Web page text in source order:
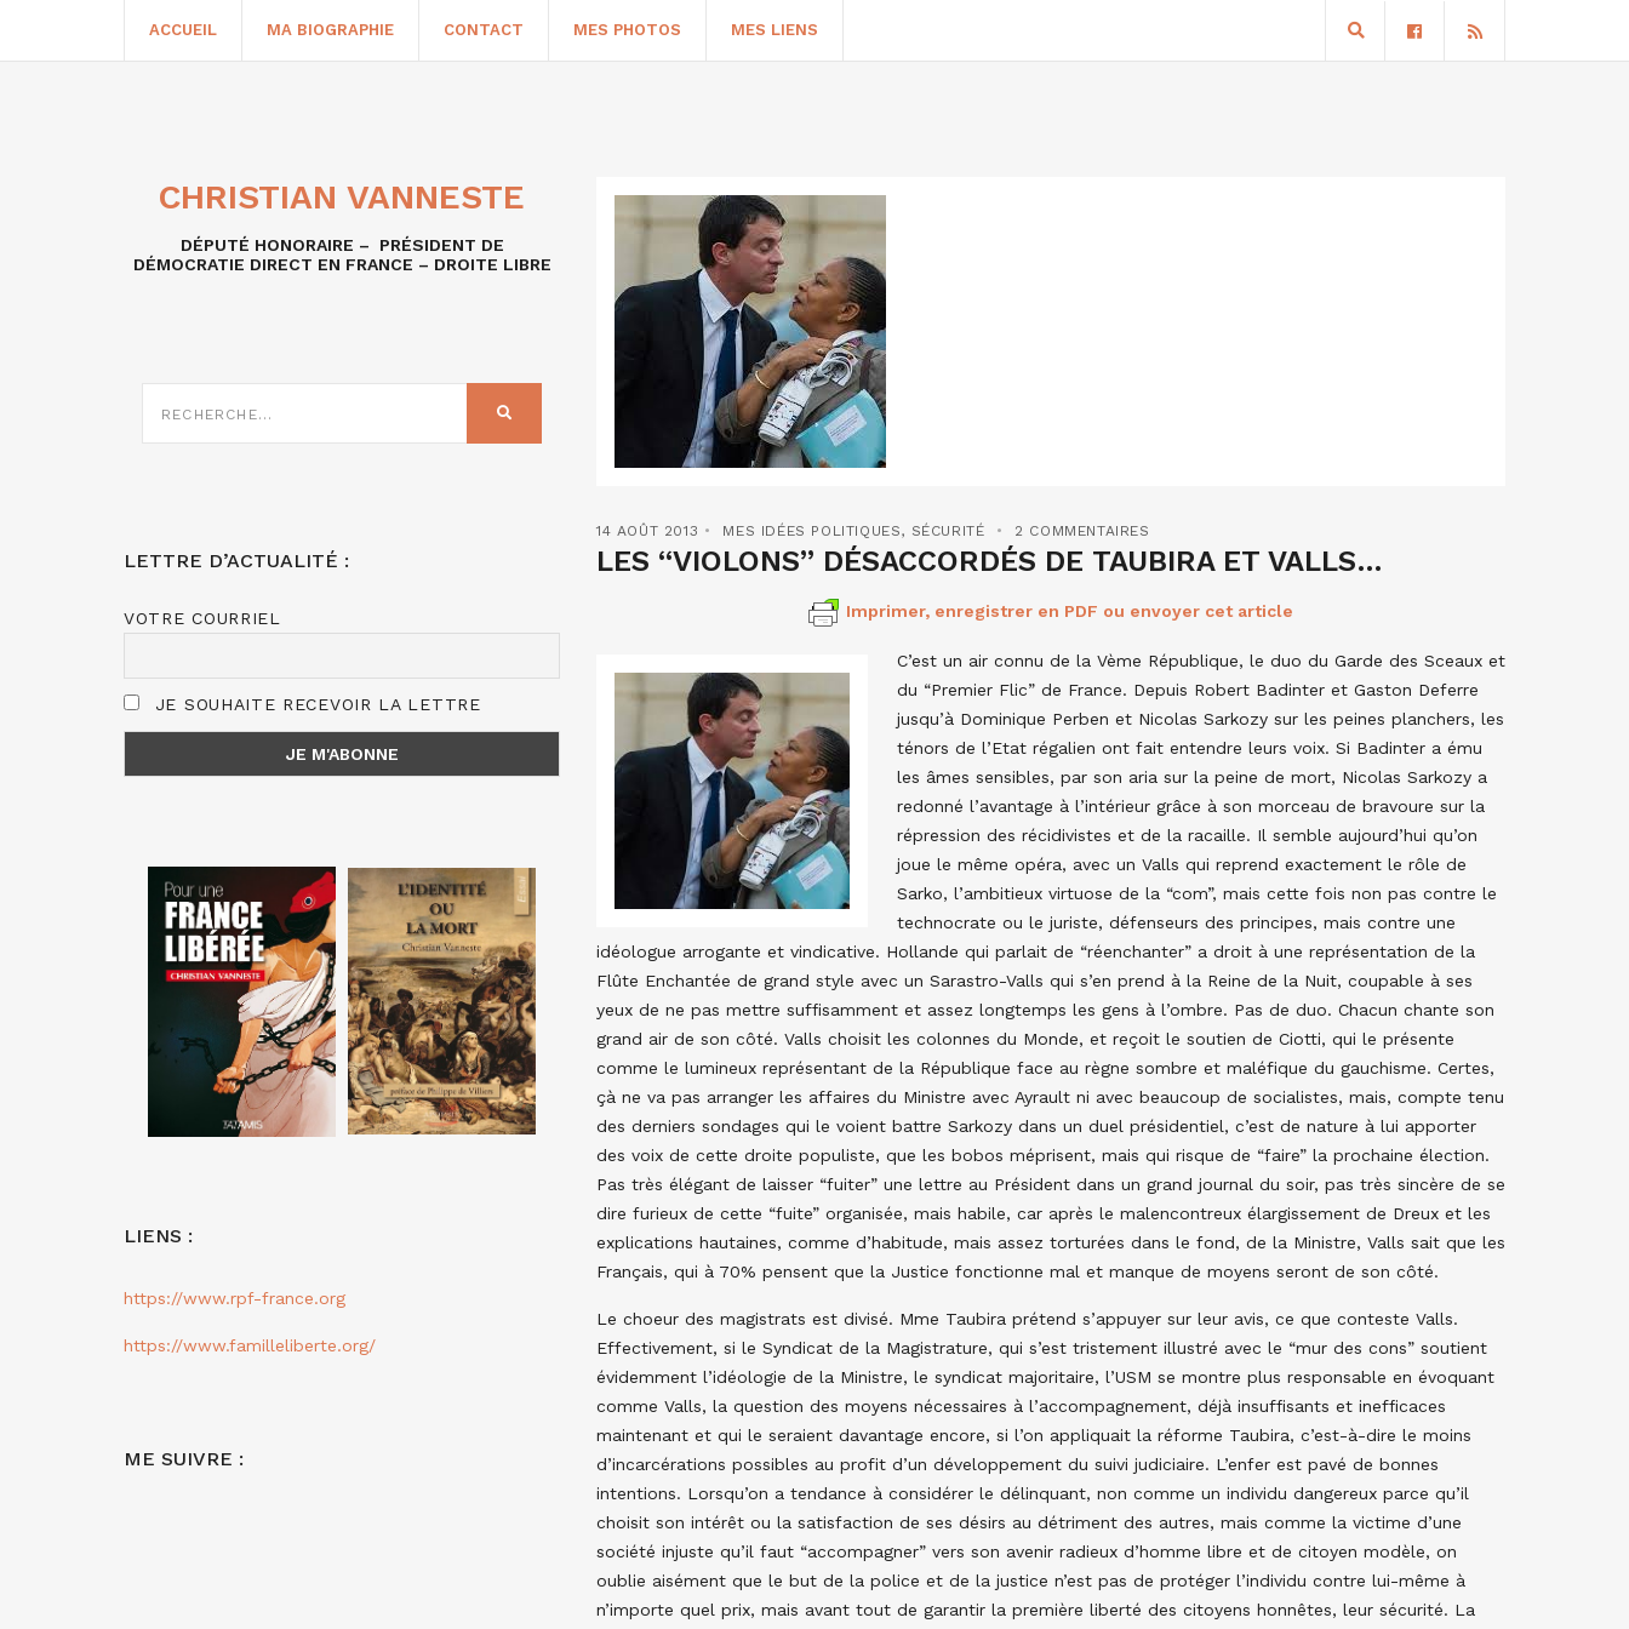
ACCUEIL MA BIOGRAPHIE CONTACT MES PHOTOS MES LIENS
14 AOÛT 2013 MES IDÉES POLITIQUES, SÉCURITÉ 2 COMMENTAIRES
LES “VIOLONS” DÉSACCORDÉS DE TAUBIRA ET VALLS…
Imprimer, enregistrer en PDF ou envoyer cet article
C’est un air connu de la Vème République, le duo du Garde des Sceaux et
du “Premier Flic” de France. Depuis Robert Badinter et Gaston Deferre
jusqu’à Dominique Perben et Nicolas Sarkozy sur les peines planchers, les
ténors de l’Etat régalien ont fait entendre leurs voix. Si Badinter a ému
les âmes sensibles, par son aria sur la peine de mort, Nicolas Sarkozy a
redonné l’avantage à l’intérieur grâce à son morceau de bravoure sur la
répression des récidivistes et de la racaille. Il semble aujourd’hui qu’on
joue le même opéra, avec un Valls qui reprend exactement le rôle de
Sarko, l’ambitieux virtuose de la “com”, mais cette fois non pas contre le
technocrate ou le juriste, défenseurs des principes, mais contre une
idéologue arrogante et vindicative. Hollande qui parlait de “réenchanter” a droit à une représentation de la
Flûte Enchantée de grand style avec un Sarastro-Valls qui s’en prend à la Reine de la Nuit, coupable à ses
yeux de ne pas mettre suffisamment et assez longtemps les gens à l’ombre. Pas de duo. Chacun chante son
grand air de son côté. Valls choisit les colonnes du Monde, et reçoit le soutien de Ciotti, qui le présente
comme le lumineux représentant de la République face au règne sombre et maléfique du gauchisme. Certes,
çà ne va pas arranger les affaires du Ministre avec Ayrault ni avec beaucoup de socialistes, mais, compte tenu
des derniers sondages qui le voient battre Sarkozy dans un duel présidentiel, c’est de nature à lui apporter
des voix de cette droite populiste, que les bobos méprisent, mais qui risque de “faire” la prochaine élection.
Pas très élégant de laisser “fuiter” une lettre au Président dans un grand journal du soir, pas très sincère de se
dire furieux de cette “fuite” organisée, mais habile, car après le malencontreux élargissement de Dreux et les
explications hautaines, comme d’habitude, mais assez torturées dans le fond, de la Ministre, Valls sait que les
Français, qui à 70% pensent que la Justice fonctionne mal et manque de moyens seront de son côté.
Le choeur des magistrats est divisé. Mme Taubira prétend s’appuyer sur leur avis, ce que conteste Valls.
Effectivement, si le Syndicat de la Magistrature, qui s’est tristement illustré avec le “mur des cons” soutient
évidemment l’idéologie de la Ministre, le syndicat majoritaire, l’USM se montre plus responsable en évoquant
comme Valls, la question des moyens nécessaires à l’accompagnement, déjà insuffisants et inefficaces
maintenant et qui le seraient davantage encore, si l’on appliquait la réforme Taubira, c’est-à-dire le moins
d’incarcérations possibles au profit d’un développement du suivi judiciaire. L’enfer est pavé de bonnes
intentions. Lorsqu’on a tendance à considérer le délinquant, non comme un individu dangereux parce qu’il
choisit son intérêt ou la satisfaction de ses désirs au détriment des autres, mais comme la victime d’une
société injuste qu’il faut “accompagner” vers son avenir radieux d’homme libre et de citoyen modèle, on
oublie aisément que le but de la police et de la justice n’est pas de protéger l’individu contre lui-même à
n’importe quel prix, mais avant tout de garantir la première liberté des citoyens honnêtes, leur sécurité. La
CHRISTIAN VANNESTE
DÉPUTÉ HONORAIRE – PRÉSIDENT DE
DÉMOCRATIE DIRECT EN FRANCE – DROITE LIBRE
SUR
LETTRE D’ACTUALITÉ :
VOTRE COURRIEL
JE SOUHAITE RECEVOIR LA LETTRE
LIENS :
https://www.rpf-france.org
https://www.familleliberte.org/
ME SUIVRE :